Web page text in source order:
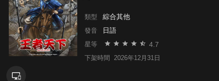
類型 綜合其他
發音 日語
星等 4.7
下架時間 2026年12月31日